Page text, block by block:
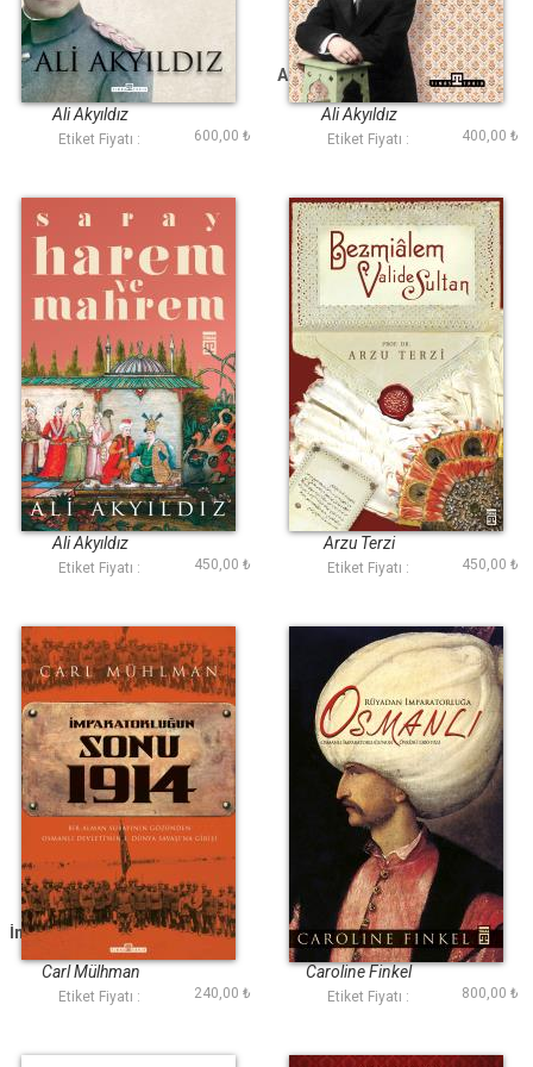
Yusuf İzzeddin
Ali Akyıldız
Etiket Fiyatı : 600,00 ₺
Abdülkadir Asi Bencil
ve Çapkın
Ali Akyıldız
Etiket Fiyatı : 400,00 ₺
Saray Harem ve
Mahrem
Ali Akyıldız
Etiket Fiyatı : 450,00 ₺
Bezmialem Valide
Sultan
Arzu Terzi
Etiket Fiyatı : 450,00 ₺
İmparatorluğun Sonu
1914
Carl Mülhman
Etiket Fiyatı : 240,00 ₺
Rüyadan
İmparatorluğa
Osmanlı (Fleksi Cilt)
Caroline Finkel
Etiket Fiyatı : 800,00 ₺